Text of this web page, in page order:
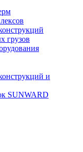
грузов
и
SUNWARD